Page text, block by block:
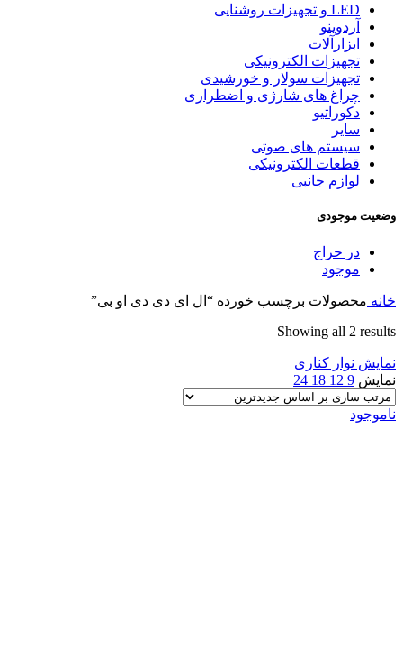
LED و تجهیزات روشنایی
آردوینو
ابزارآلات
تجهیزات الکترونیکی
تجهیزات سولار و خورشیدی
چراغ های شارژی و اضطراری
دکوراتیو
سایر
سیستم های صوتی
قطعات الکترونیکی
لوازم جانبی
وضعیت موجودی
در حراج
موجود
خانه محصولات برچسب خورده “ال ای دی دی او بی”
Showing all 2 results
نمایش نوار کناری
نمایش 9
12
18
24
ناموجود